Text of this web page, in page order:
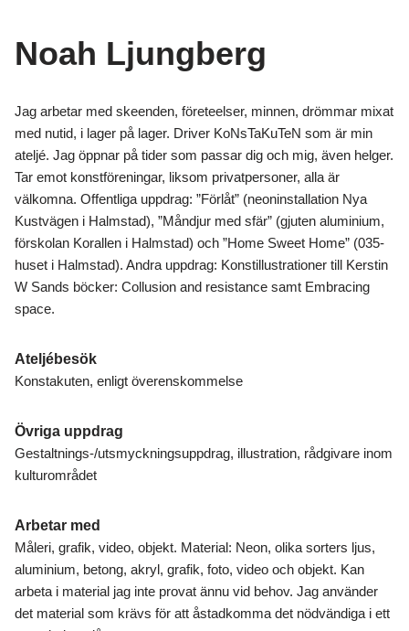
Noah Ljungberg
Jag arbetar med skeenden, företeelser, minnen, drömmar mixat
med nutid, i lager på lager. Driver KoNsTaKuTeN som är min
ateljé. Jag öppnar på tider som passar dig och mig, även helger.
Tar emot konstföreningar, liksom privatpersoner, alla är
välkomna. Offentliga uppdrag: ”Förlåt” (neoninstallation Nya
Kustvägen i Halmstad), ”Måndjur med sfär” (gjuten aluminium,
förskolan Korallen i Halmstad) och ”Home Sweet Home” (035-
huset i Halmstad). Andra uppdrag: Konstillustrationer till Kerstin
W Sands böcker: Collusion and resistance samt Embracing
space.
Ateljébesök
Konstakuten, enligt överenskommelse
Övriga uppdrag
Gestaltnings-/utsmyckningsuppdrag, illustration, rådgivare inom
kulturområdet
Arbetar med
Måleri, grafik, video, objekt. Material: Neon, olika sorters ljus,
aluminium, betong, akryl, grafik, foto, video och objekt. Kan
arbeta i material jag inte provat ännu vid behov. Jag använder
det material som krävs för att åstadkomma det nödvändiga i ett